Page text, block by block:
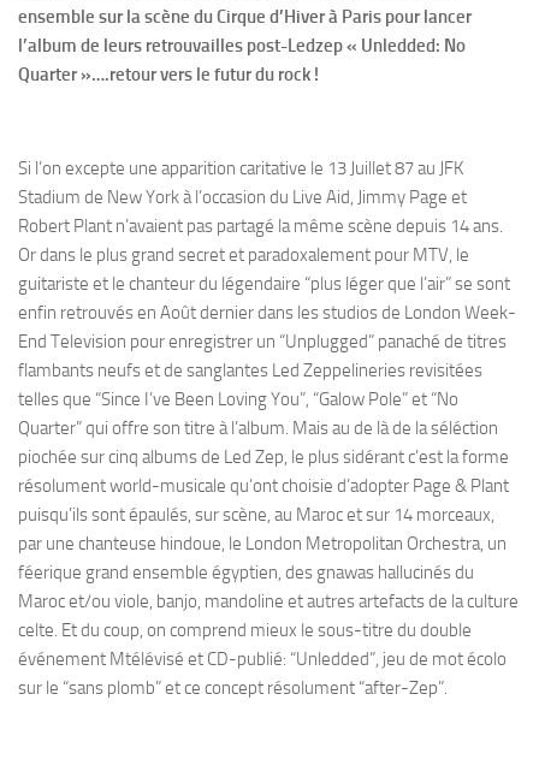
ensemble sur la scène du Cirque d’Hiver à Paris pour lancer
l’album de leurs retrouvailles post-Ledzep « Unledded: No
Quarter »….retour vers le futur du rock !
Si l’on excepte une apparition caritative le 13 Juillet 87 au JFK
Stadium de New York à l’occasion du Live Aid, Jimmy Page et
Robert Plant n’avaient pas partagé la même scène depuis 14 ans.
Or dans le plus grand secret et paradoxalement pour MTV, le
guitariste et le chanteur du légendaire “plus léger que l’air” se sont
enfin retrouvés en Août dernier dans les studios de London Week-
End Television pour enregistrer un “Unplugged” panaché de titres
flambants neufs et de sanglantes Led Zeppelineries revisitées
telles que “Since I’ve Been Loving You”, “Galow Pole” et “No
Quarter” qui offre son titre à l’album. Mais au de là de la séléction
piochée sur cinq albums de Led Zep, le plus sidérant c’est la forme
résolument world-musicale qu’ont choisie d’adopter Page & Plant
puisqu’ils sont épaulés, sur scène, au Maroc et sur 14 morceaux,
par une chanteuse hindoue, le London Metropolitan Orchestra, un
féerique grand ensemble égyptien, des gnawas hallucinés du
Maroc et/ou viole, banjo, mandoline et autres artefacts de la culture
celte. Et du coup, on comprend mieux le sous-titre du double
événement Mtélévisé et CD-publié: “Unledded”, jeu de mot écolo
sur le “sans plomb” et ce concept résolument “after-Zep”.